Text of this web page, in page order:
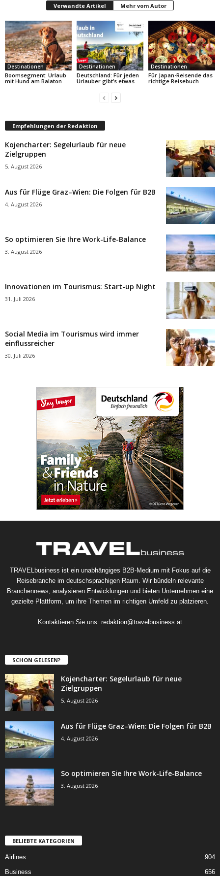
Verwandte Artikel Mehr vom Autor
Destinationen
Boomsegment: Urlaub
mit Hund am Balaton
Destinationen
Deutschland: Für jeden
Urlauber gibt’s etwas
Destinationen
Für Japan-Reisende das
richtige Reisebuch
Empfehlungen der Redaktion
Kojencharter: Segelurlaub für neue
Zielgruppen
5. August 2026
Aus für Flüge Graz–Wien: Die Folgen für B2B
4. August 2026
So optimieren Sie Ihre Work-Life-Balance
3. August 2026
Innovationen im Tourismus: Start-up Night
31. Juli 2026
Social Media im Tourismus wird immer
einflussreicher
30. Juli 2026
TRAVELbusiness ist ein unabhängiges B2B-Medium mit Fokus auf die
Reisebranche im deutschsprachigen Raum. Wir bündeln relevante
Branchennews, analysieren Entwicklungen und bieten Unternehmen eine
gezielte Plattform, um ihre Themen im richtigen Umfeld zu platzieren.
Kontaktieren Sie uns: redaktion@travelbusiness.at
SCHON GELESEN?
Kojencharter: Segelurlaub für neue
Zielgruppen
5. August 2026
Aus für Flüge Graz–Wien: Die Folgen für B2B
4. August 2026
So optimieren Sie Ihre Work-Life-Balance
3. August 2026
BELIEBTE KATEGORIEN
Airlines
904
Business
656